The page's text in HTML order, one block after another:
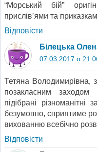
“Морський бій”
прислів’ями та
Відповіcти
Білецька
07.03.2017 о
Тетяна Володимирівна,
позакласним
підібрані
безумовно, сприятиме
вихованню всебічно
Відповіcти